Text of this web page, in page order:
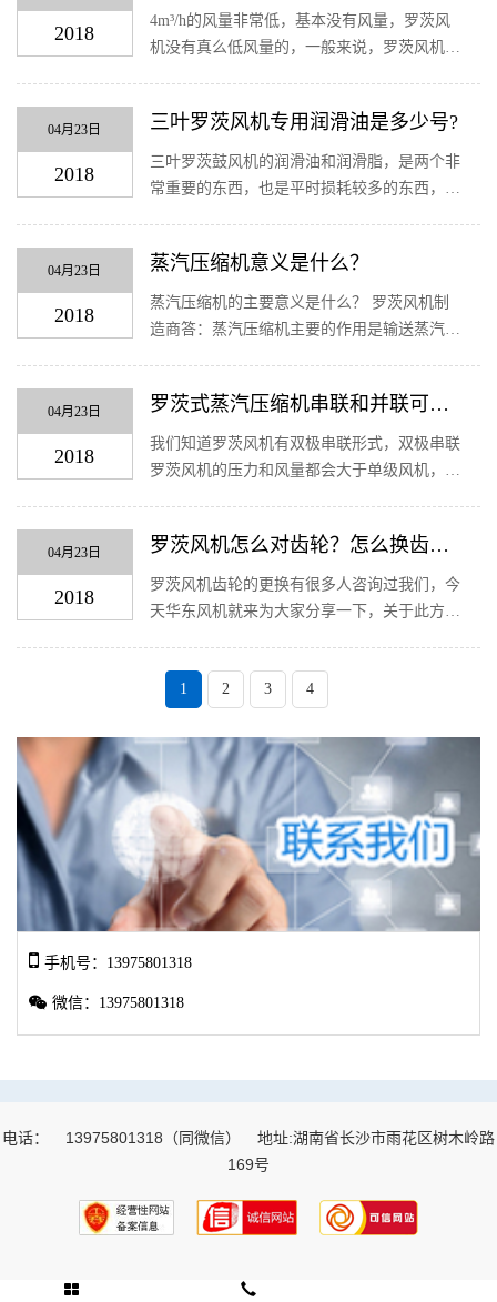
2018
吗？
4m³/h的风量非常低，基本没有风量，罗茨风
机没有真么低风量的，一般来说，罗茨风机的
如果曝气风机时罗茨式的，风量不会这么低...
04月23日
2018
三叶罗茨风机专用润滑油是多少号?
三叶罗茨鼓风机的润滑油和润滑脂，是两个非
常重要的东西，也是平时损耗较多的东西，三
周边环境20摄氏度以下的条件下，采用N6...
04月23日
2018
蒸汽压缩机意义是什么？
蒸汽压缩机的主要意义是什么？ 罗茨风机制
造商答：蒸汽压缩机主要的作用是输送蒸汽，
到节能的目的。这就是蒸汽压缩机的最重要
意...
04月23日
2018
罗茨式蒸汽压缩机串联和并联可以
用吗？
我们知道罗茨风机有双极串联形式，双极串联
罗茨风机的压力和风量都会大于单级风机，有
处理量须大于4T/h的处理量。 风机专业生...
04月23日
2018
罗茨风机怎么对齿轮？怎么换齿
轮？
罗茨风机齿轮的更换有很多人咨询过我们，今
天华东风机就来为大家分享一下，关于此方面
以避免齿面啮合不良。如果换用新的齿轮，...
1
c
e
n
)
2 3 4
手机号：13975801318
微信：13975801318
电话： 13975801318（同微信）
地址:湖南省长沙市雨花区树木岭路
169号